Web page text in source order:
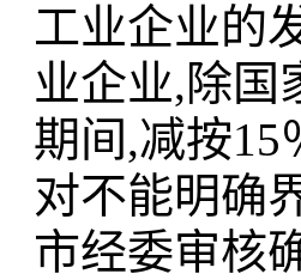
工业企业的
业企业,除国
期间,减按15
对不能明确
市经委审核